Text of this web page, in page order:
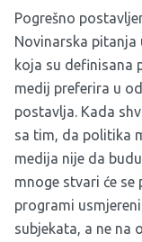
Pogrešno
Novinarska pitanja
koja su definisana
medij preferira u
postavlja. Kada
sa tim, da politika
medija nije da
mnoge stvari će
programi
subjekata, a ne na